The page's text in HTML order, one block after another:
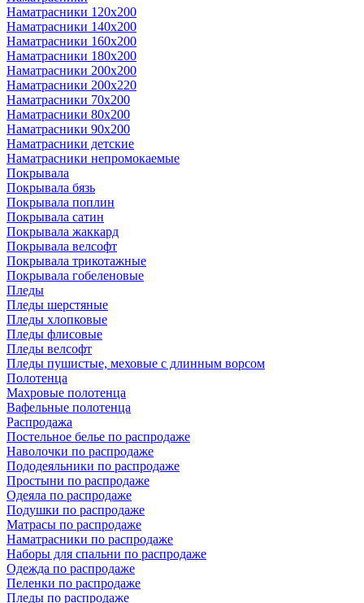
Наматрасники 120х200
Наматрасники 140х200
Наматрасники 160х200
Наматрасники 180х200
Наматрасники 200х200
Наматрасники 200х220
Наматрасники 70х200
Наматрасники 80х200
Наматрасники 90х200
Наматрасники детские
Наматрасники непромокаемые
Покрывала
Покрывала бязь
Покрывала поплин
Покрывала сатин
Покрывала жаккард
Покрывала велсофт
Покрывала трикотажные
Покрывала гобеленовые
Пледы
Пледы шерстяные
Пледы хлопковые
Пледы флисовые
Пледы велсофт
Пледы пушистые, меховые с длинным ворсом
Полотенца
Махровые полотенца
Вафельные полотенца
Распродажа
Постельное белье по распродаже
Наволочки по распродаже
Пододеяльники по распродаже
Простыни по распродаже
Одеяла по распродаже
Подушки по распродаже
Матрасы по распродаже
Наматрасники по распродаже
Наборы для спальни по распродаже
Одежда по распродаже
Пеленки по распродаже
Пледы по распродаже